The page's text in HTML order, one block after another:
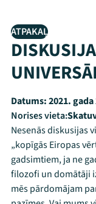
ATPAKAĻ
Datums:2021.
Norises vieta:
Nesenās diskusijas
„kopīgās Eiropas
gadsimtiem, ja ne
filozofi un domātāji
mēs pārdomājam